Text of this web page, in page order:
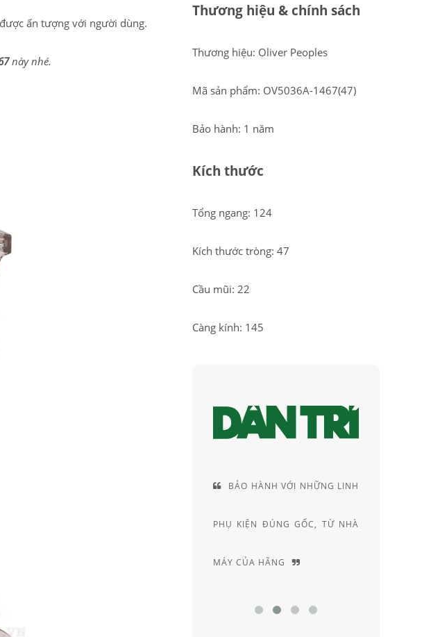
ấn tượng với người dùng.
này nhé.
Thương hiệu & chính sách
Thương hiệu: Oliver Peoples
Mã sản phẩm: OV5036A-1467(47)
Bảo hành: 1 năm
Kích thước
Tổng ngang: 124
Kích thước tròng: 47
Cầu mũi: 22
Càng kính: 145
BẢO HÀNH VỚI NHỮNG LINH
PHỤ KIỆN ĐÚNG GỐC, TỪ NHÀ
MÁY CỦA HÃNG